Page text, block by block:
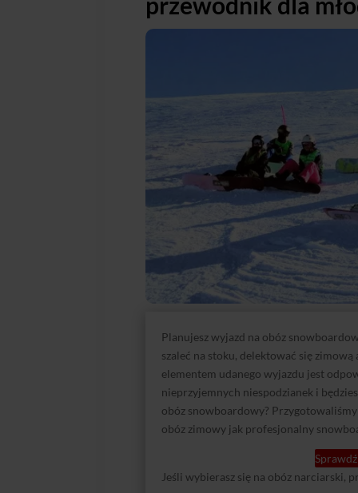
Planujesz wyjazd na obóz
szaleć na stoku, delektować się
elementem udanego wyjazdu jest
nieprzyjemnych niespodzianek i
obóz snowboardowy?
obóz zimowy jak profesjonalny
Jeśli wybierasz się na obóz narciarski,